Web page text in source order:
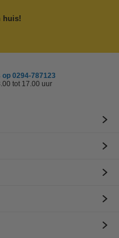
huis!
0294-787123
tot 17.00 uur